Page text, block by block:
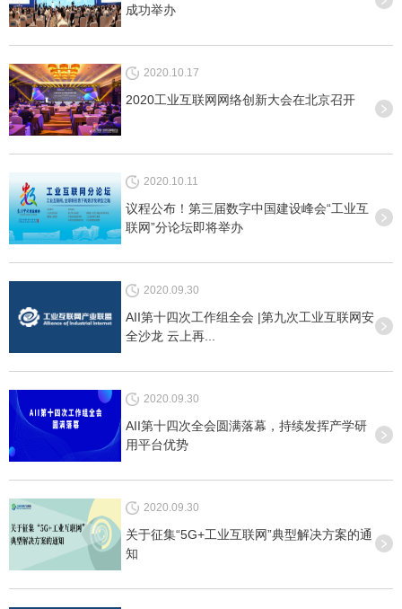
成功举办
2020.10.17
2020工业互联网网络创新大会在北京召开
2020.10.11
议程公布！第三届数字中国建设峰会“工业互
联网”分论坛即将举办
2020.09.30
AII第十四次工作组全会 |第九次工业互联网安
全沙龙 云上再...
2020.09.30
AII第十四次全会圆满落幕，持续发挥产学研
用平台优势
2020.09.30
关于征集“5G+工业互联网”典型解决方案的通
知